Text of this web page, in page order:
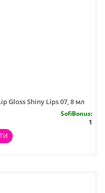
Gloss Shiny Lips 07, 8 мл
SofiBonus:
1